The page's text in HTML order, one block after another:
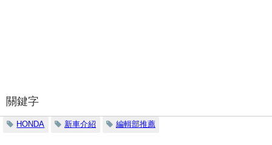
關鍵字
HONDA 新車介紹 編輯部推薦